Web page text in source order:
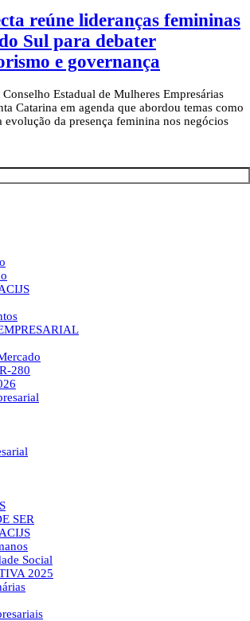
reúne lideranças femininas
Sul para debater
e governança
Estadual de Mulheres Empresárias
Catarina em agenda que abordou temas como
evolução da presença feminina nos negócios
280
SER
Social
2025